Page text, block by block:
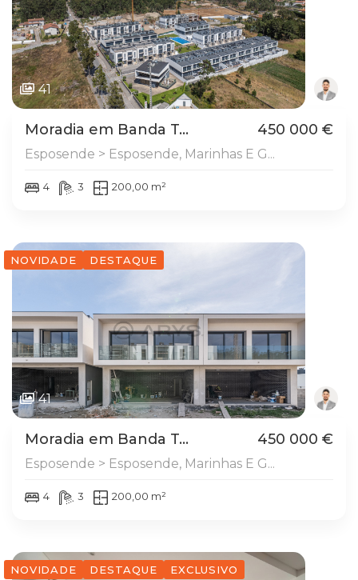
41
Moradia em Banda T... 450 000 €
Esposende > Esposende, Marinhas E G...
4 3 200,00 m²
NOVIDADE DESTAQUE
41
Moradia em Banda T... 450 000 €
Esposende > Esposende, Marinhas E G...
4 3 200,00 m²
NOVIDADE DESTAQUE EXCLUSIVO